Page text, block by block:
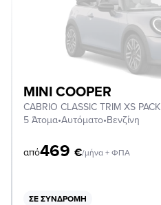
MINI COOPER
CABRIO CLASSIC TRIM XS PACK
5 Άτομα•Αυτόματο•Βενζίνη
από469 €/μήνα + ΦΠΑ
ΣΕ ΣΥΝΔΡΟΜΉ